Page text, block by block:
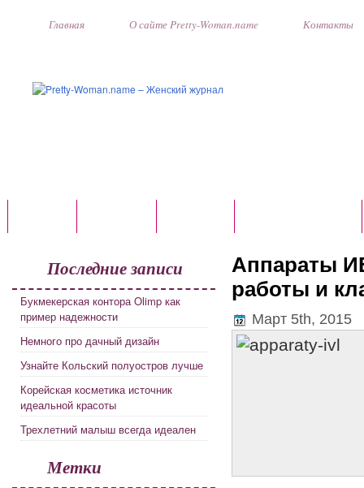
Главная О сайте Pretty-Woman.name Контакты
Последние записи
Букмекерская контора Olimp как
пример надежности
Немного про дачный дизайн
Узнайте Кольский полуостров лучше
Корейская косметика источник
идеальной красоты
Трехлетний малыш всегда идеален
Метки
Аппараты
работы и
Март 5th, 2015